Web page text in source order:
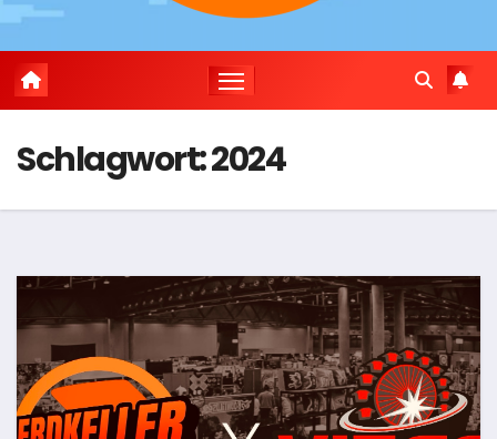
Schlagwort:2024